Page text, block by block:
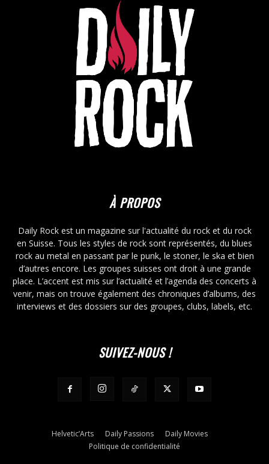
À PROPOS
Daily Rock est un magazine sur l'actualité du rock et du rock
en Suisse. Tous les styles de rock sont représentés, du blues
rock au metal en passant par le punk, le stoner, le ska et bien
d’autres encore. Les groupes suisses ont droit à une grande
place. L’accent est mis sur l’actualité et l’agenda des concerts à
venir, mais on trouve également des chroniques d’albums, des
interviews et des dossiers sur des groupes, clubs, labels, etc.
SUIVEZ-NOUS !
Helvetic’Arts Daily Passions
Daily Movies
Politique de confidentialité